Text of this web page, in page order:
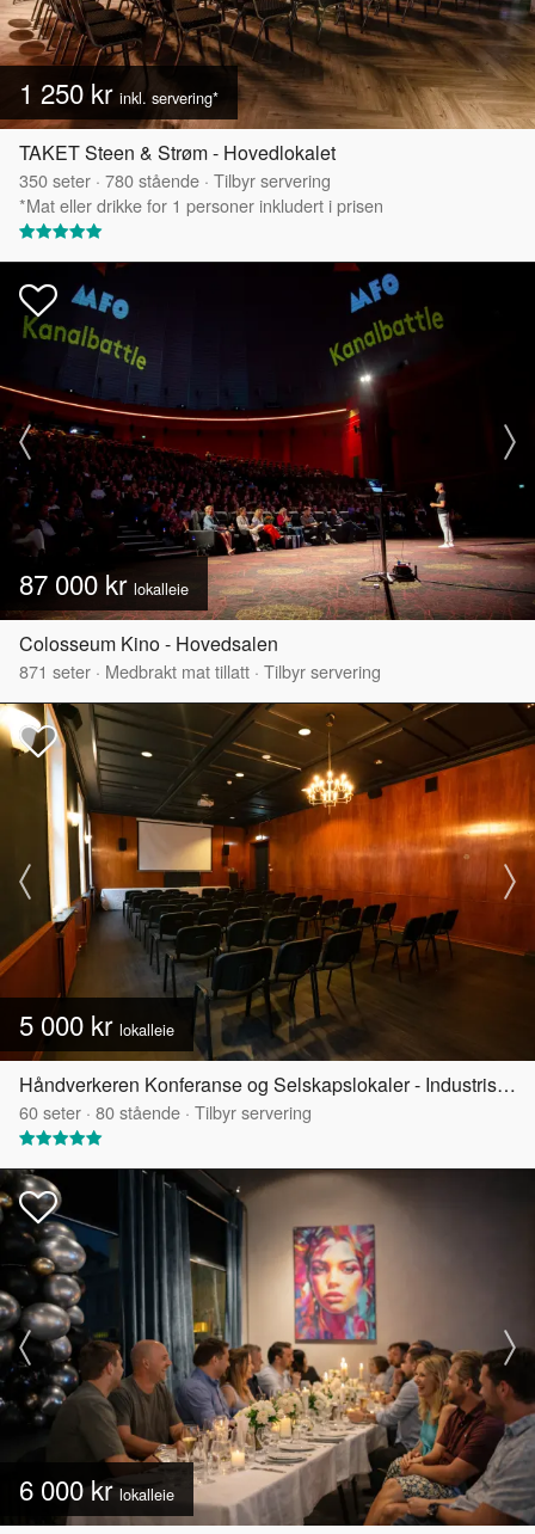
1 250 kr inkl. servering*
TAKET Steen & Strøm - Hovedlokalet
350seter · 780stående · Tilbyr servering
*Mat eller drikke for 1 personer inkludert i prisen
87 000 kr lokalleie
Colosseum Kino - Hovedsalen
871 seter · Medbrakt mat tillatt · Tilbyr servering
5 000 kr lokalleie
Håndverkeren Konferanse og Selskapslokaler - Industrisalen
60seter · 80stående · Tilbyr servering
6 000 kr lokalleie